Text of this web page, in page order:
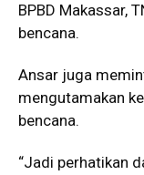
BPBD Makassar,
bencana.
Ansar juga
mengutamakan
bencana.
“Jadi perhatikan